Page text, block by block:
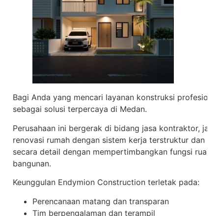
Bagi Anda yang mencari layanan konstruksi
sebagai solusi terpercaya di Medan.
Perusahaan ini bergerak di bidang jasa kontraktor,
renovasi rumah dengan sistem kerja terstruktur dan
secara detail dengan mempertimbangkan fungsi
bangunan.
Keunggulan Endymion Construction terletak pada:
Perencanaan matang dan transparan
Tim berpengalaman dan terampil